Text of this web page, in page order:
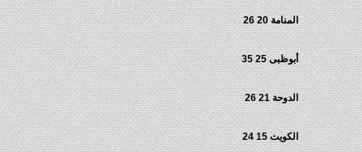
المنامة 20 26
أبوظبى 25 35
الدوحة 21 26
الكويت 15 24